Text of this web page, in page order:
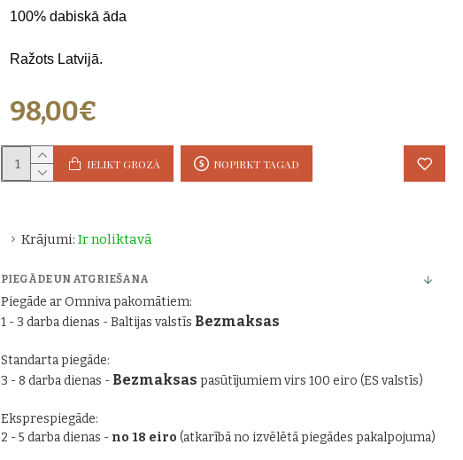
100% dabiskā āda
Ražots Latvijā.
Krājumi: Ir noliktavā
98,00€
IELIKT GROZĀ NOPIRKT TAGAD
PIEGĀDE UN ATGRIEŠANA
Piegāde ar Omniva pakomātiem:
1 - 3 darba dienas - Baltijas valstīs Bezmaksas
Standarta piegāde:
3 - 8 darba dienas - Bezmaksas pasūtījumiem virs 100 eiro (ES valstīs)
Eksprespiegāde:
2 - 5 darba dienas - no 18 eiro (atkarībā no izvēlētā piegādes pakalpojuma)